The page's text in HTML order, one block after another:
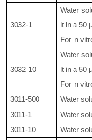
3032-1
Water
lt in a 50
For in
3032-10
Water
lt in a 50
For in
3011-500
Water
3011-1
Water
3011-10
Water